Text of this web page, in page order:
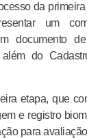
da
um
documento de
do
etapa, que
e registro
para